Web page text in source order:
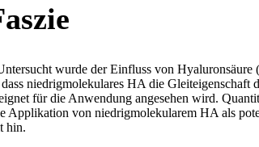
wurde der Einfluss von
niedrigmolekulares HA die Gleiteigenschaft
für die Anwendung angesehen wird.
Applikation von niedrigmolekularem HA als
hin.